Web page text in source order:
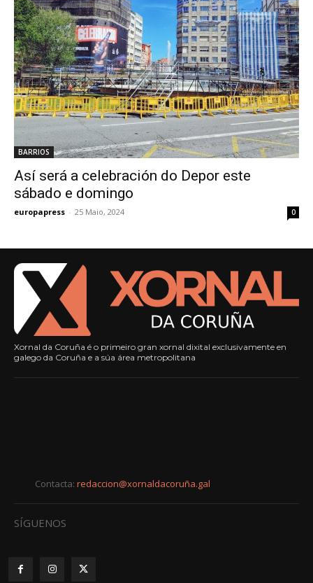
BARRIOS
Así será a celebración do Depor este
sábado e domingo
europapress - 25 Maio, 2024 0
Xornal da Coruña é o primeiro gran xornal dixital exclusivamente en
galego da Coruña e a súa área metropolitana
Contacta: redaccion@xornaldacoruña.gal
SÍGUENOS